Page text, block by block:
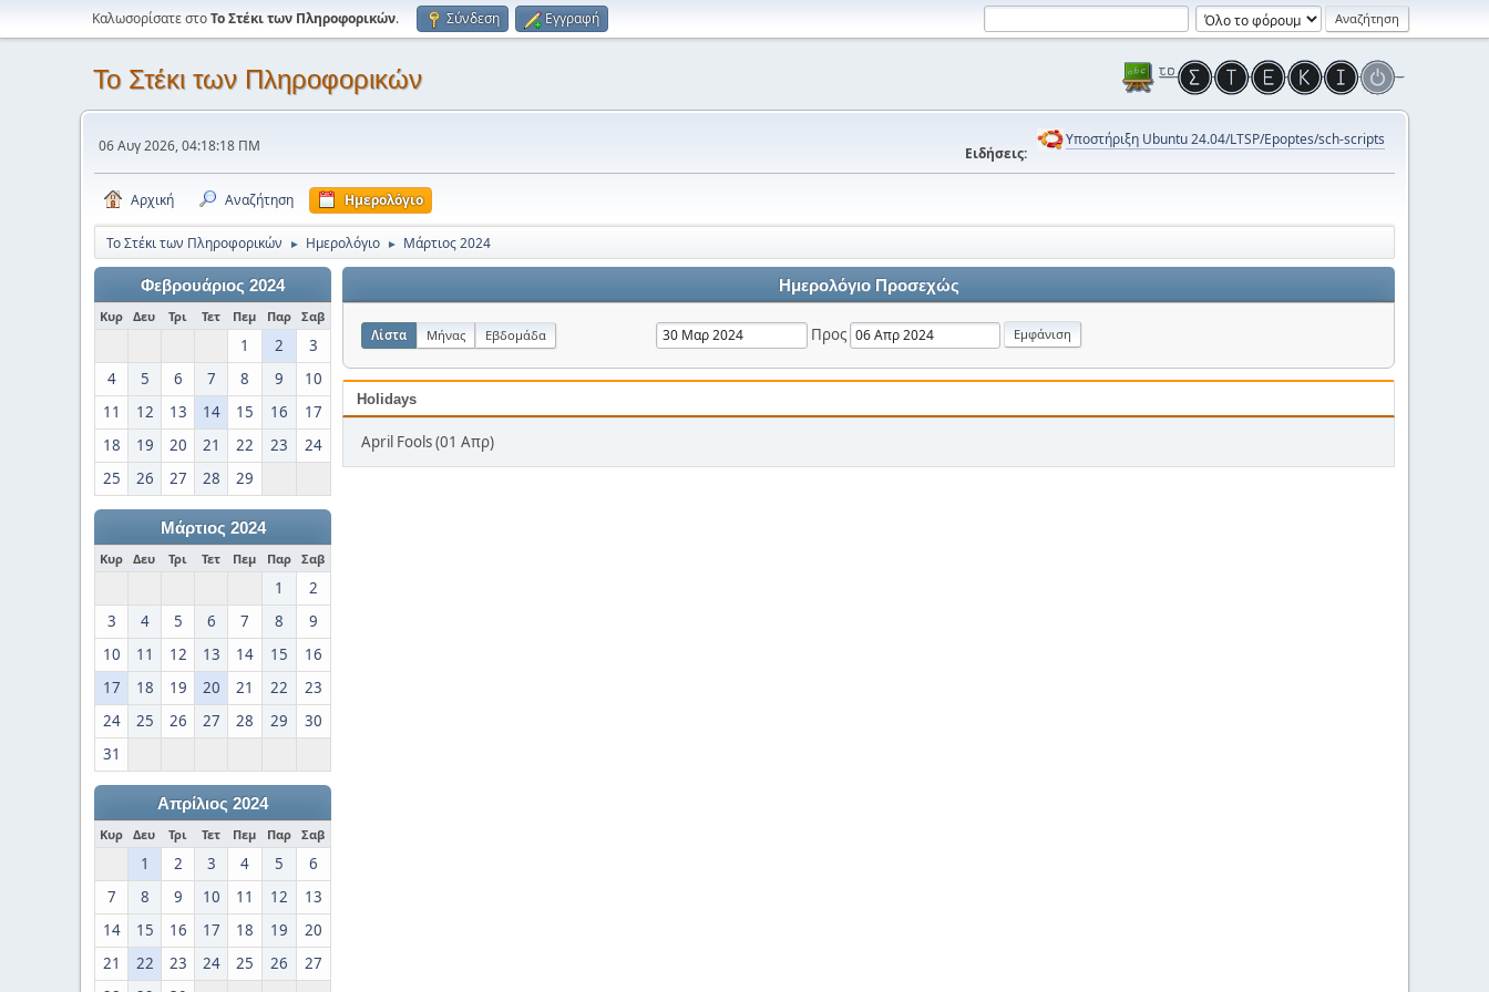
Καλωσορίσατε στοΤο Στέκι των Πληροφορικών. Σύνδεση Εγγραφή
Το Στέκι των Πληροφορικών
06 Αυγ 2026, 04:18:18 ΠΜ Ειδήσεις:
Υποστήριξη Ubuntu 24.04/LTSP/Epoptes/sch-scripts
Αρχική Αναζήτηση Ημερολόγιο
Το Στέκι των Πληροφορικών ► Ημερολόγιο ► Μάρτιος 2024
Φεβρουάριος 2024
Κυρ Δευ Τρι Τετ Πεμ Παρ Σαβ
1 2
3
4
5 6 7 8 9
10
11
12 13 14 15 16
17
18
19 20 21 22 23
24
25
26 27 28 29
Μάρτιος 2024
Κυρ Δευ Τρι Τετ Πεμ Παρ Σαβ
1
2
3
4 5 6 7 8
9
10
11 12 13 14 15
16
17
18 19 20 21 22
23
24
25 26 27 28 29
30
31
Απρίλιος 2024
Κυρ Δευ Τρι Τετ Πεμ Παρ Σαβ
1 2 3 4 5
6
7
8 9 10 11 12
13
14
15 16 17 18 19
20
21
22 23 24 25 26
27
Ημερολόγιο Προσεχώς
Λίστα Μήνας Εβδομάδα Προς
Holidays
April Fools (01 Απρ)